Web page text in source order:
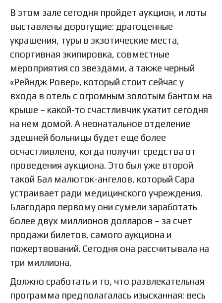
В этом зале сегодня пройдет аукцион, и лоты
выставлены дорогущие: драгоценные
украшения, туры в экзотические места,
спортивная экипировка, совместные
мероприятия со звездами, а также черный
«Рейндж Ровер», который стоит сейчас у
входа в отель с огромным золотым бантом на
крыше – какой-то счастливчик укатит сегодня
на нем домой. А неонатальное отделение
здешней больницы будет еще более
осчастливлено, когда получит средства от
проведения аукциона. Это был уже второй
такой Бал малюток-ангелов, который Сара
устраивает ради медицинского учреждения.
Благодаря первому они сумели заработать
более двух миллионов долларов – за счет
продажи билетов, самого аукциона и
пожертвований. Сегодня она рассчитывала на
три миллиона.
Должно сработать и то, что развлекательная
программа предполагалась изысканная: весь